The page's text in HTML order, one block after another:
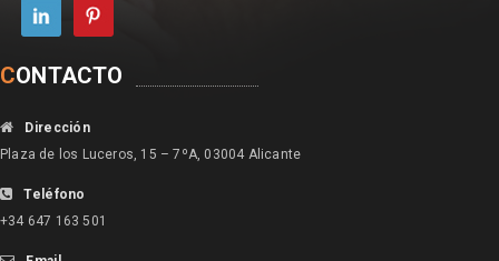
CONTACTO
Dirección
Plaza de los Luceros, 15 – 7ºA, 03004 Alicante
Teléfono
+34 647 163 501